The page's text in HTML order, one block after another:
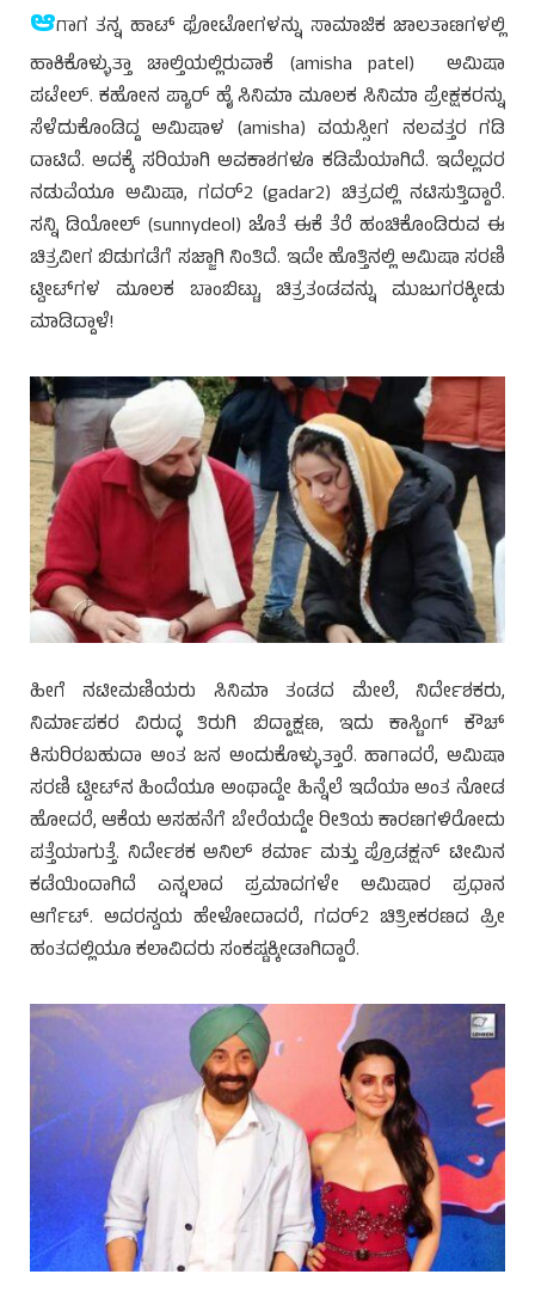
ಆಗಾಗ ತನ್ನ ಹಾಟ್ ಫೋಟೋಗಳನ್ನು ಸಾಮಾಜಿಕ ಜಾಲತಾಣಗಳಲ್ಲಿ
ಹಾಕಿಕೊಳ್ಳುತ್ತಾ ಚಾಲ್ತಿಯಲ್ಲಿರುವಾಕೆ (amisha patel) ಅಮಿಷಾ
ಪಟೇಲ್. ಕಹೋನ ಪ್ಯಾರ್ ಹೈ ಸಿನಿಮಾ ಮೂಲಕ ಸಿನಿಮಾ ಪ್ರೇಕ್ಷಕರನ್ನು
ಸೆಳೆದುಕೊಂಡಿದ್ದ ಅಮಿಷಾಳ (amisha) ವಯಸ್ಸೀಗ ನಲವತ್ತರ ಗಡಿ
ದಾಟಿದೆ. ಅದಕ್ಕೆ ಸರಿಯಾಗಿ ಅವಕಾಶಗಳೂ ಕಡಿಮೆಯಾಗಿದೆ. ಇದೆಲ್ಲದರ
ನಡುವೆಯೂ ಅಮಿಷಾ, ಗದರ್2 (gadar2) ಚಿತ್ರದಲ್ಲಿ ನಟಿಸುತ್ತಿದ್ದಾರೆ.
ಸನ್ನಿ ಡಿಯೋಲ್ (sunnydeol) ಜೊತೆ ಈಕೆ ತೆರೆ ಹಂಚಿಕೊಂಡಿರುವ ಈ
ಚಿತ್ರವೀಗ ಬಿಡುಗಡೆಗೆ ಸಜ್ಜಾಗಿ ನಿಂತಿದೆ. ಇದೇ ಹೊತ್ತಿನಲ್ಲಿ ಅಮಿಷಾ ಸರಣಿ
ಟ್ವೀಟ್‍ಗಳ ಮೂಲಕ ಬಾಂಬಿಟ್ಟು, ಚಿತ್ರತಂಡವನ್ನು ಮುಜುಗರಕ್ಕೀಡು
ಮಾಡಿದ್ದಾಳೆ!
ಹೀಗೆ ನಟೀಮಣಿಯರು ಸಿನಿಮಾ ತಂಡದ ಮೇಲೆ, ನಿರ್ದೇಶಕರು,
ನಿರ್ಮಾಪಕರ ವಿರುದ್ಧ ತಿರುಗಿ ಬಿದ್ದಾಕ್ಷಣ, ಇದು ಕಾಸ್ಟಿಂಗ್ ಕೌಚ್
ಕಿಸುರಿರಬಹುದಾ ಅಂತ ಜನ ಅಂದುಕೊಳ್ಳುತ್ತಾರೆ. ಹಾಗಾದರೆ, ಅಮಿಷಾ
ಸರಣಿ ಟ್ವೀಟ್‍ನ ಹಿಂದೆಯೂ ಅಂಥಾದ್ದೇ ಹಿನ್ನೆಲೆ ಇದೆಯಾ ಅಂತ ನೋಡ
ಹೋದರೆ, ಆಕೆಯ ಅಸಹನೆಗೆ ಬೇರೆಯದ್ದೇ ರೀತಿಯ ಕಾರಣಗಳಿರೋದು
ಪತ್ತೆಯಾಗುತ್ತೆ. ನಿರ್ದೇಶಕ ಅನಿಲ್ ಶರ್ಮಾ ಮತ್ತು ಪ್ರೊಡಕ್ಷನ್ ಟೀಮಿನ
ಕಡೆಯಿಂದಾಗಿದೆ ಎನ್ನಲಾದ ಪ್ರಮಾದಗಳೇ ಅಮಿಷಾರ ಪ್ರಧಾನ
ಆರ್ಗೆಟ್. ಅದರನ್ವಯ ಹೇಳೋದಾದರೆ, ಗದರ್2 ಚಿತ್ರೀಕರಣದ ಪ್ರೀ
ಹಂತದಲ್ಲಿಯೂ ಕಲಾವಿದರು ಸಂಕಷ್ಟಕ್ಕೀಡಾಗಿದ್ದಾರೆ.